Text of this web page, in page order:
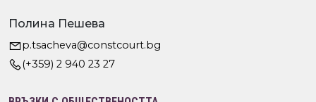
Полина Пешева
p.tsacheva@constcourt.bg
(+359) 2 940 23 27